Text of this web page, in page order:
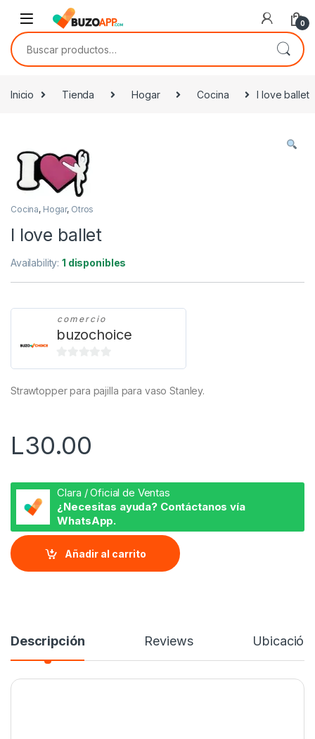
Skip to navigation
Skip to content
0
Buscar por:
Inicio Tienda Hogar Cocina I love ballet
Cocina, Hogar, Otros
I love ballet
Availability:1 disponibles
comercio
buzochoice
0
e
Strawtopper para pajilla para vaso Stanley.
L30.00
Clara / Oficial de Ventas
¿Necesitas ayuda? Contáctanos vía
WhatsApp.
Añadir al carrito
Descripción Reviews Ubicación